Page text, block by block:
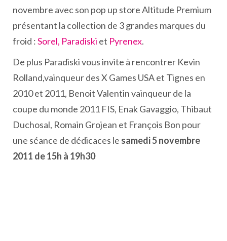
novembre avec son pop up store Altitude Premium
présentant la collection de 3 grandes marques du
froid :Sorel, Paradiski et Pyrenex.
De plus Paradiski vous invite à rencontrer Kevin
Rolland,vainqueur des X Games USA et Tignes en
2010 et 2011, Benoit Valentin vainqueur de la
coupe du monde 2011 FIS, Enak Gavaggio, Thibaut
Duchosal, Romain Grojean et François Bon pour
une séance de dédicaces le samedi 5 novembre
2011 de 15h à 19h30